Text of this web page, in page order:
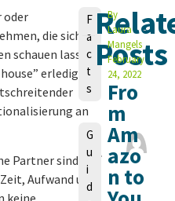
oder
die sich
schauen lassen
erledigt
an
Partner sind
Aufwand und
keine
V
o
n
L
a
r
F
a
c
t
s
G
u
i
d
Posts
By
Laura
Mangels
February
24, 2022
Fro
m
Am
azo
n to